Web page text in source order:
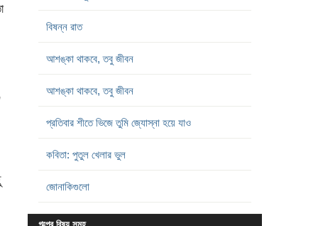
বিষন্ন রাত
আশঙ্কা থাকবে, তবু জীবন
আশঙ্কা থাকবে, তবু জীবন
প্রতিবার শীতে ভিজে তুমি জ্যোস্না হয়ে যাও
কবিতা: পুতুল খেলার ভুল
জোনাকিগুলো